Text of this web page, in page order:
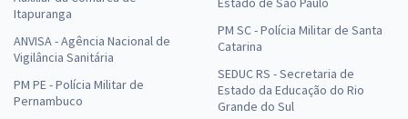
Itapuranga
ANVISA - Agência Nacional de
Vigilância Sanitária
PM PE - Polícia Militar de
Pernambuco
PM SC - Polícia Militar de Santa
Catarina
SEDUC RS - Secretaria de
Estado da Educação do Rio
Grande do Sul